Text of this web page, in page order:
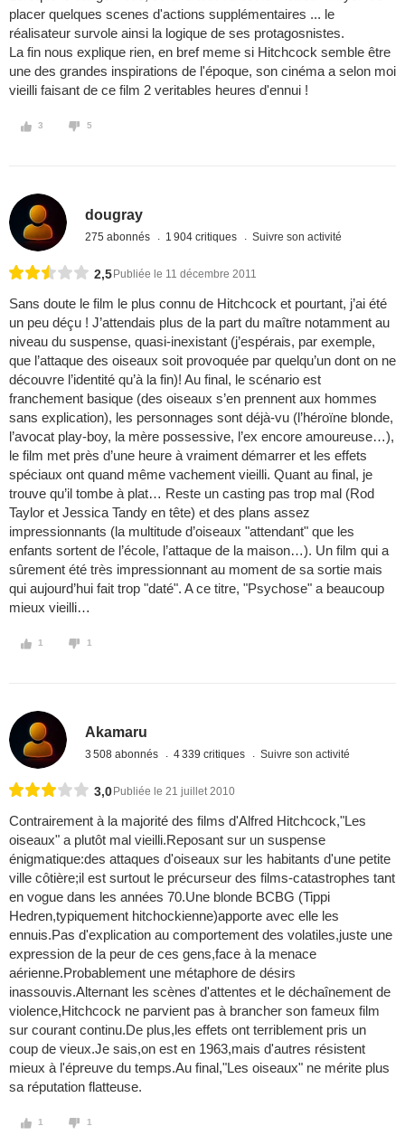
placer quelques scenes d'actions supplémentaires ... le
réalisateur survole ainsi la logique de ses protagosnistes.
La fin nous explique rien, en bref meme si Hitchcock semble être
une des grandes inspirations de l'époque, son cinéma a selon moi
vieilli faisant de ce film 2 veritables heures d'ennui !
3 5
dougray
275 abonnés 1 904 critiques Suivre son activité
2,5 Publiée le 11 décembre 2011
Sans doute le film le plus connu de Hitchcock et pourtant, j’ai été
un peu déçu ! J’attendais plus de la part du maître notamment au
niveau du suspense, quasi-inexistant (j’espérais, par exemple,
que l’attaque des oiseaux soit provoquée par quelqu’un dont on ne
découvre l’identité qu’à la fin)! Au final, le scénario est
franchement basique (des oiseaux s’en prennent aux hommes
sans explication), les personnages sont déjà-vu (l’héroïne blonde,
l’avocat play-boy, la mère possessive, l’ex encore amoureuse…),
le film met près d’une heure à vraiment démarrer et les effets
spéciaux ont quand même vachement vieilli. Quant au final, je
trouve qu’il tombe à plat… Reste un casting pas trop mal (Rod
Taylor et Jessica Tandy en tête) et des plans assez
impressionnants (la multitude d’oiseaux "attendant" que les
enfants sortent de l’école, l’attaque de la maison…). Un film qui a
sûrement été très impressionnant au moment de sa sortie mais
qui aujourd’hui fait trop "daté". A ce titre, "Psychose" a beaucoup
mieux vieilli…
1 1
Akamaru
3 508 abonnés 4 339 critiques Suivre son activité
3,0 Publiée le 21 juillet 2010
Contrairement à la majorité des films d'Alfred Hitchcock,"Les
oiseaux" a plutôt mal vieilli.Reposant sur un suspense
énigmatique:des attaques d'oiseaux sur les habitants d'une petite
ville côtière;il est surtout le précurseur des films-catastrophes tant
en vogue dans les années 70.Une blonde BCBG (Tippi
Hedren,typiquement hitchockienne)apporte avec elle les
ennuis.Pas d'explication au comportement des volatiles,juste une
expression de la peur de ces gens,face à la menace
aérienne.Probablement une métaphore de désirs
inassouvis.Alternant les scènes d'attentes et le déchaînement de
violence,Hitchcock ne parvient pas à brancher son fameux film
sur courant continu.De plus,les effets ont terriblement pris un
coup de vieux.Je sais,on est en 1963,mais d'autres résistent
mieux à l'épreuve du temps.Au final,"Les oiseaux" ne mérite plus
sa réputation flatteuse.
1 1